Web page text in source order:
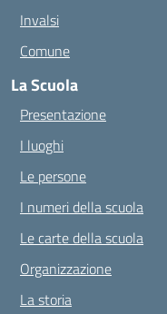
Invalsi
Comune
La Scuola
Presentazione
I luoghi
Le persone
I numeri della scuola
Le carte della scuola
Organizzazione
La storia